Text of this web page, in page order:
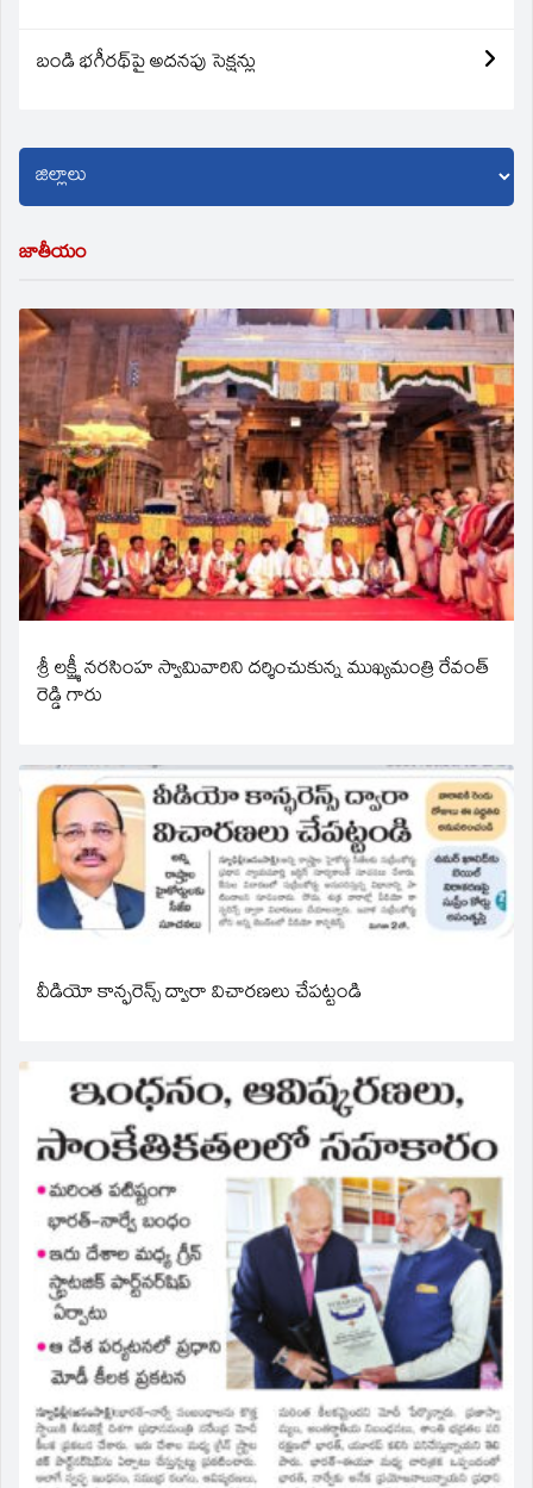
బండి భగీరథ్‌పై అదనపు సెక్షన్లు
జాతీయం
శ్రీ లక్ష్మీ నరసింహ స్వామివారిని దర్శించుకున్న ముఖ్యమంత్రి రేవంత్
రెడ్డి గారు
వీడియో కాన్ఫరెన్స్ ద్వారా విచారణలు చేపట్టండి